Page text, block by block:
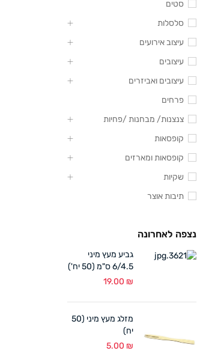
סטים
סלסלות
עיצוב אירועים
עיצובים
עיצובים ואביזרים
פרחים
צנצנות/ מבחנות /פחיות
קופסאות
קופסאות ומארזים
שקיות
תיבות אוצר
נצפה לאחרונה
גביע מעץ מיני
6/4.5 ס"מ (50 יח')
19.00 ₪
מזלג מעץ מיני (50
יח)
5.00 ₪